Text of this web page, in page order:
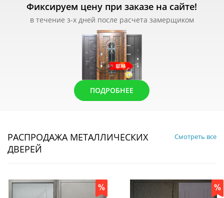
Фиксируем цену при заказе на сайте!
в течение з-х дней после расчета замерщиком
ПОДРОБНЕЕ
РАСПРОДАЖА МЕТАЛЛИЧЕСКИХ
ДВЕРЕЙ
Смотреть все